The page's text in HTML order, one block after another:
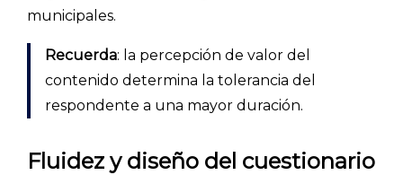
municipales.
Recuerda: la percepción de valor del
contenido determina la tolerancia del
respondente a una mayor duración.
Fluidez y diseño del cuestionario